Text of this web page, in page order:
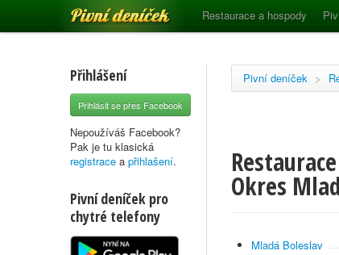
Pivní deníček Restaurace a hospody
Přihlášení
Přihlásit se přes Facebook
Nepoužíváš Facebook?
Pak je tu klasická
registrace a přihlašení.
Pivní deníček pro
chytré telefony
Pivní deníček >
Okres
Mladá Boleslav